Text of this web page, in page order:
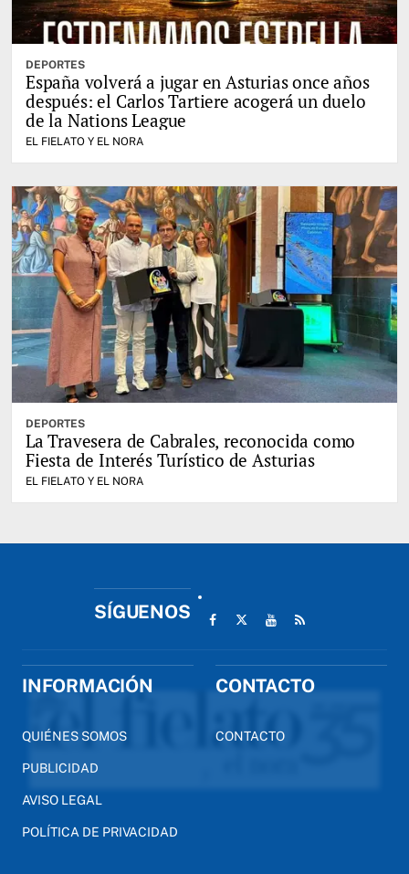
DEPORTES
España volverá a jugar en Asturias once años
después: el Carlos Tartiere acogerá un duelo
de la Nations League
EL FIELATO Y EL NORA
DEPORTES
La Travesera de Cabrales, reconocida como
Fiesta de Interés Turístico de Asturias
EL FIELATO Y EL NORA
SÍGUENOS
INFORMACIÓN
QUIÉNES SOMOS
PUBLICIDAD
AVISO LEGAL
POLÍTICA DE PRIVACIDAD
CONTACTO
CONTACTO